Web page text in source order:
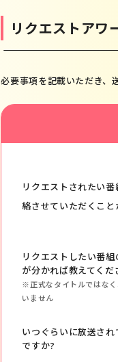
リクエストアワ
必要事項を記載いただき、
リクエストされたい
絡させていただくこと
リクエストしたい番
が分かれば教えてくだ
※正式なタイトルではな
いません
いつぐらいに放送さ
ですか?